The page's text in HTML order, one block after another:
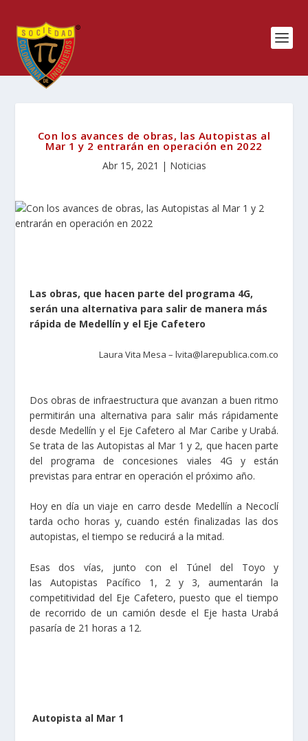
Con los avances de obras, las Autopistas al
Mar 1 y 2 entrarán en operación en 2022
Abr 15, 2021 | Noticias
Las obras, que hacen parte del programa 4G,
serán una alternativa para salir de manera más
rápida de Medellín y el Eje Cafetero
Laura Vita Mesa –lvita@larepublica.com.co
Dos obras de infraestructura que avanzan a buen ritmo
permitirán una alternativa para salir más rápidamente
desde Medellín y el Eje Cafetero al Mar Caribe y Urabá.
Se trata de las Autopistas al Mar 1 y 2, que hacen parte
del programa de concesiones viales 4G y están
previstas para entrar en operación el próximo año.
Hoy en día un viaje en carro desde Medellín a Necoclí
tarda ocho horas y, cuando estén finalizadas las dos
autopistas, el tiempo se reducirá a la mitad.
Esas dos vías, junto con el Túnel del Toyo y
las Autopistas Pacífico 1, 2 y 3, aumentarán la
competitividad del Eje Cafetero, puesto que el tiempo
de recorrido de un camión desde el Eje hasta Urabá
pasaría de 21 horas a 12.
Autopista al Mar 1